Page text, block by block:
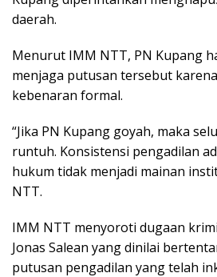
daerah.
Menurut IMM NTT, PN Kupang
menjaga putusan tersebut
kebenaran formal.
“Jika PN Kupang goyah, maka
runtuh. Konsistensi pengadilan
hukum tidak menjadi mainan
NTT.
IMM NTT menyoroti dugaan
Jonas Salean yang dinilai
putusan pengadilan yang telah